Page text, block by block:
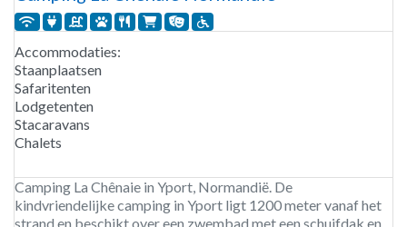
Accommodaties:
Staanplaatsen
Safaritenten
Lodgetenten
Stacaravans
Chalets
Camping La Chênaie in Yport, Normandië. De
kindvriendelijke camping in Yport ligt 1200 meter vanaf het
strand en beschikt over een zwembad met een schuifdak en